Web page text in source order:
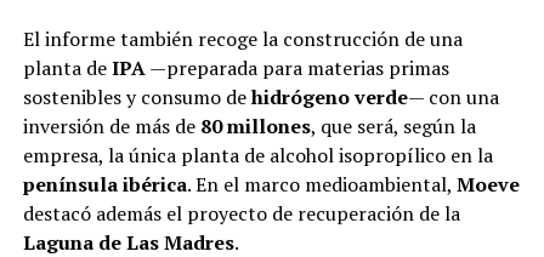
El informe también recoge la construcción de una
planta deIPA—preparada para materias primas
sostenibles y consumo dehidrógeno verde— con una
inversión de más de 80 millones, que será, según la
empresa, la única planta de alcohol isopropílico en la
península ibérica. En el marco medioambiental, Moeve
destacó además el proyecto de recuperación de la
Laguna de Las Madres.